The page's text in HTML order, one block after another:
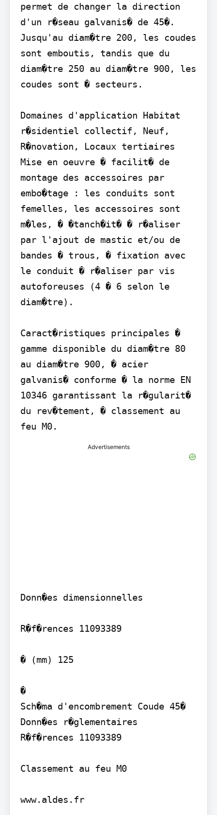
permet de changer la direction
d'un r�seau galvanis� de 45�.
Jusqu'au diam�tre 200, les coudes
sont emboutis, tandis que du
diam�tre 250 au diam�tre 900, les
coudes sont � secteurs.
Domaines d'application Habitat
r�sidentiel collectif, Neuf,
R�novation, Locaux tertiaires
Mise en oeuvre � facilit� de
montage des accessoires par
embo�tage : les conduits sont
femelles, les accessoires sont
m�les, � �tanch�it� � r�aliser
par l'ajout de mastic et/ou de
bandes � trous, � fixation avec
le conduit � r�aliser par vis
autoforeuses (4 � 6 selon le
diam�tre).
Caract�ristiques principales �
gamme disponible du diam�tre 80
au diam�tre 900, � acier
galvanis� conforme � la norme EN
10346 garantissant la r�gularit�
du rev�tement, � classement au
feu M0.
Advertisements
Donn�es dimensionnelles
R�f�rences 11093389
� (mm) 125
�
Sch�ma d'encombrement Coude 45�
Donn�es r�glementaires
R�f�rences 11093389
Classement au feu M0
www.aldes.fr